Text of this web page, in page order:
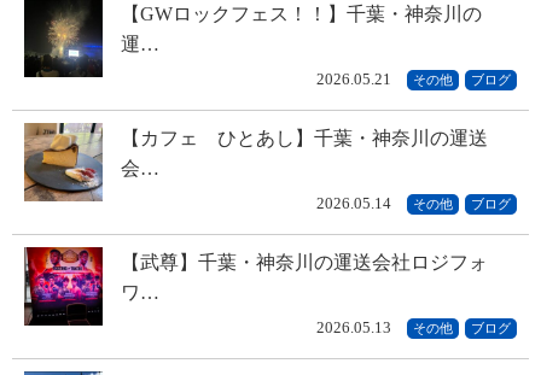
【GWロックフェス！！】千葉・神奈川の
運…
2026.05.21 その他 ブログ
【カフェ ひとあし】千葉・神奈川の運送
会…
2026.05.14 その他 ブログ
【武尊】千葉・神奈川の運送会社ロジフォ
ワ…
2026.05.13 その他 ブログ